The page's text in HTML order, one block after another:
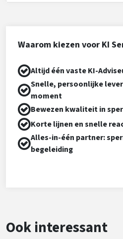
Waarom kiezen voor KI
Altijd één vaste KI-
Snelle, persoonlijke
moment
Bewezen kwaliteit in
Korte lijnen en snelle
Alles-in-één partner:
begeleiding
Ook interessant